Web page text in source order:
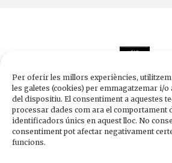
Per oferir les millors experiències,
les galetes (cookies) per emmagatzemar i/
del dispositiu. El consentiment a aquestes
processar dades com ara el comportament
identificadors únics en aquest lloc. No
consentiment pot afectar negativament
funcions.
Edicions de 1984
Carrer Trafalgar, 10,